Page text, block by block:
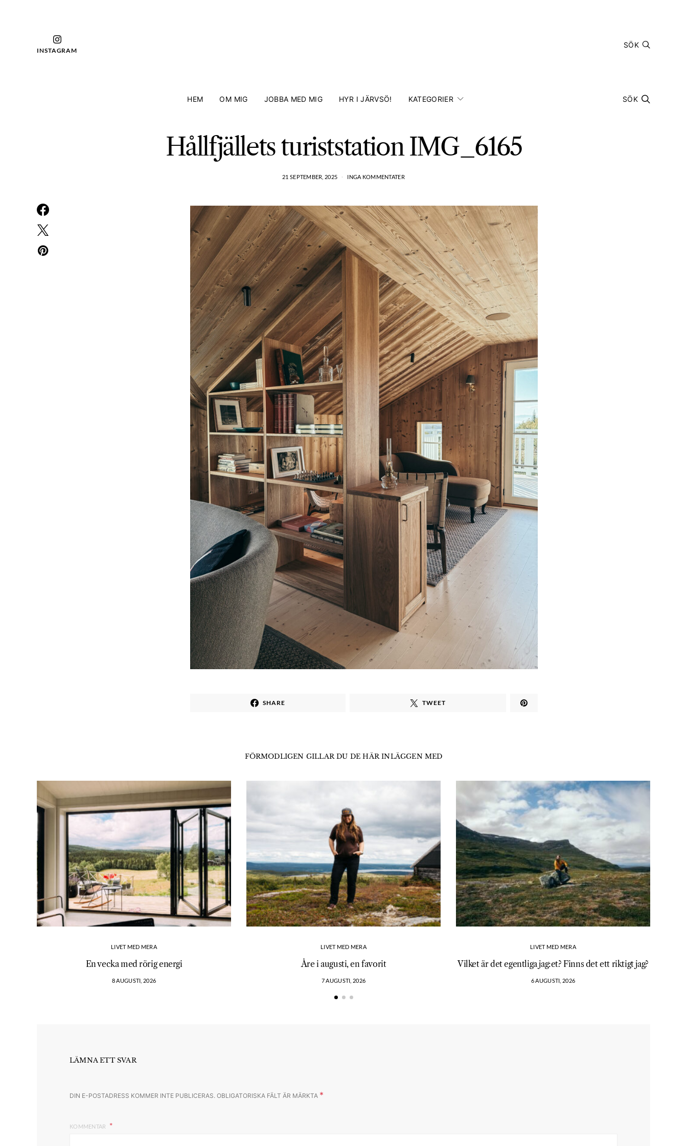
INSTAGRAM
SÖK
HEM OM MIG JOBBA MED MIG HYR I JÄRVSÖ! KATEGORIER SÖK
Hållfjällets turiststation IMG_6165
21 SEPTEMBER, 2025 INGA KOMMENTATER
SHARE TWEET
FÖRMODLIGEN GILLAR DU DE HÄR INLÄGGEN MED
LIVET MED MERA
En vecka med rörig energi
8 AUGUSTI, 2026
LIVET MED MERA
Åre i augusti, en favorit
7 AUGUSTI, 2026
LIVET MED MERA
Vilket är det egentliga jag:et? Finns det ett riktigt jag?
6 AUGUSTI, 2026
LÄMNA ETT SVAR
DIN E-POSTADRESS KOMMER INTE PUBLICERAS. OBLIGATORISKA FÄLT ÄR MÄRKTA *
KOMMENTAR